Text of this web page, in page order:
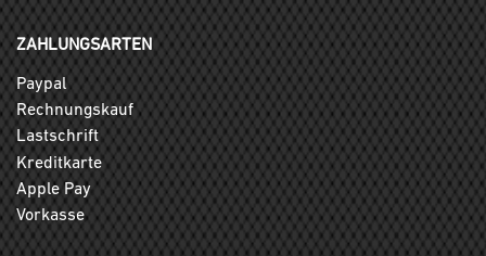
ZAHLUNGSARTEN
Paypal
Rechnungskauf
Lastschrift
Kreditkarte
Apple Pay
Vorkasse